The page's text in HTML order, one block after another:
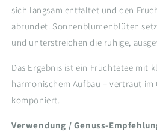
sich langsam entfaltet und den
abrundet. Sonnenblumenblüten
und unterstreichen die ruhige,
Das Ergebnis ist ein Früchtetee mit
harmonischem Aufbau – vertraut im
komponiert.
Verwendung / Genuss-